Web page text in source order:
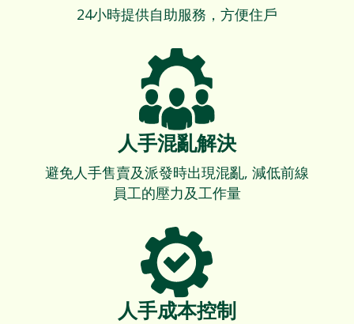
24小時提供自助服務，方便住戶
人手混亂解決
避免人手售賣及派發時出現混亂, 減低前線
員工的壓力及工作量
人手成本控制